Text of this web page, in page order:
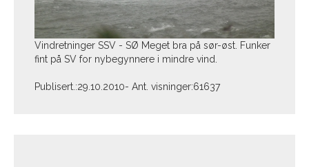
Vindretninger SSV - SØ Meget bra på sør-øst. Funker
fint på SV for nybegynnere i mindre vind.
Publisert.:29.10.2010- Ant. visninger:61637